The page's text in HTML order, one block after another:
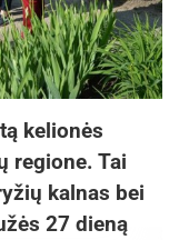
kelionės
regione. Tai
kalnas bei
27 dieną